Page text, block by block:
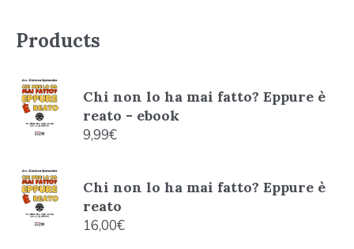
Products
Chi non lo ha mai fatto? Eppure è
reato - ebook
9,99€
Chi non lo ha mai fatto? Eppure è
reato
16,00€